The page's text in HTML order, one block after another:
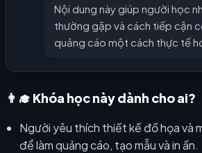
Nội dung này giúp người học
thường gặp và cách tiếp cận
quảng cáo một cách thực tế
👨‍🎓 Khóa học này dành cho ai?
Người yêu thích thiết kế đồ họa và
để làm quảng cáo, tạo mẫu và in ấn.